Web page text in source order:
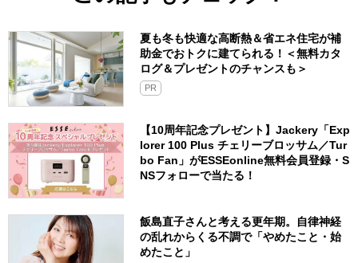
夏も冬も快適な高断熱＆省エネ住宅が補
助金でおトクに建てられる！＜無料カタ
ログ＆プレゼントのチャンスも＞
PR
【10周年記念プレゼント】Jackery「Exp
lorer 100 Plus チェリーブロッサム／Tur
bo Fan」がESSEonline無料会員登録・S
NSフォローで当たる！
飯島直子さんと考える更年期。自律神経
の乱れからくる不調で「やめたこと・始
めたこと」